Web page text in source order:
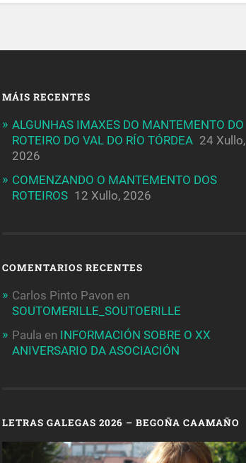
MÁIS RECENTES
ALGUNHAS IMAXES DO MANTEMENTO DO
ROTEIRO DO VAL DO RÍO TÓRDEA 24 Xullo,
2026
COMENZANDO O MANTEMENTO DOS
ROTEIROS 12 Xullo, 2026
COMENTARIOS RECENTES
Carlos Pinto Pavon en
SOUTOMERILLE_SOUTOERILLE
Paula en INFORMACIÓN SOBRE O XX
ANIVERSARIO DA ASOCIACIÓN
LETRAS GALEGAS 2026 – BEGOÑA CAAMAÑO